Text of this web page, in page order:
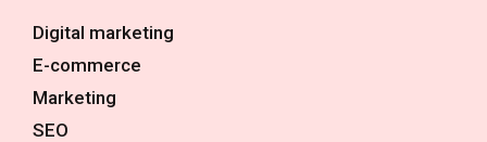
Digital marketing
E-commerce
Marketing
SEO